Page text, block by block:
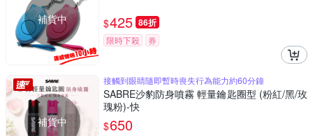
補貨中 $425 86折
限時下殺 券
補貨中
接觸到眼睛隨即暫時喪失行為能力約60分鐘
SABRE沙豹防身噴霧 輕量鑰匙圈型 (粉紅/黑/玫
瑰粉)-快
$650